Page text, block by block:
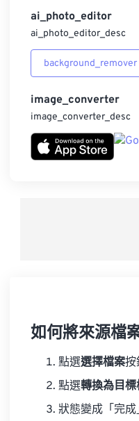
ai_photo_editor
ai_photo_editor_desc
background_remover
image_converter
image_converter_desc
如何將來源檔
點選選擇檔案按
點選轉換為目標
狀態變成「完